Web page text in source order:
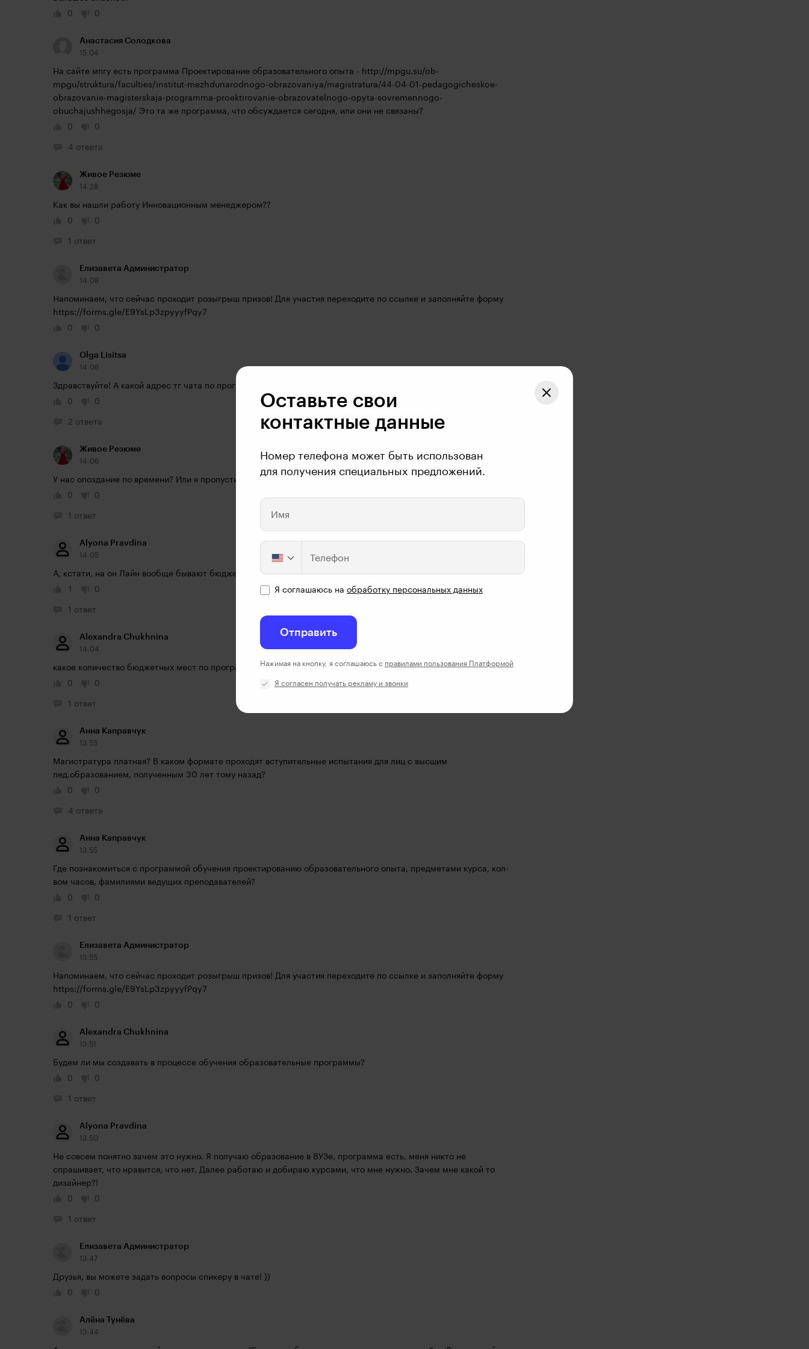
0
0
Анастасия Солодкова
15:04
На сайте мпгу есть программа Проектирование образовательного опыта - http://mpgu.su/ob-
mpgu/struktura/faculties/institut-mezhdunarodnogo-obrazovaniya/magistratura/44-04-01-pedagogicheskoe-
obrazovanie-magisterskaja-programma-proektirovanie-obrazovatelnogo-opyta-sovremennogo-
obuchajushhegosja/ Это та же программа, что обсуждается сегодня, или они не связаны?
0
0
4 ответа
Живое Резюме
14:28
Как вы нашли работу Инновационным менеджером??
0
0
1 ответ
Елизавета Администратор
14:08
https://forms.gle/E9YsLp3zpyyyfPqy7
0
0
Olga Lisitsa
14:06
Здравствуйте! А какой адрес тг чата по программе проектирование образовательного опыта?
0
0
2 ответа
Живое Резюме
14:06
У нас опоздание по времени? Или я пропустила?
0
0
1 ответ
Alyona Pravdina
14:05
А, кстати, на он Лайн вообще бывают бюджетные места?
1
0
1 ответ
Alexandra Chukhnina
14:04
какое количество бюджетных мест по программе проектирование образовательного опыта?
0
0
1 ответ
Анна Каправчук
13:55
Магистратура платная? В каком формате проходят вступительные испытания для лиц с высшим
пед.образованием, полученным 30 лет тому назад?
0
0
4 ответа
Анна Каправчук
13:55
Где познакомиться с программой обучения проектированию образовательного опыта, предметами курса, кол-
вом часов, фамилиями ведущих преподавателей?
0
0
1 ответ
Елизавета Администратор
13:55
https://forms.gle/E9YsLp3zpyyyfPqy7
0
0
Alexandra Chukhnina
13:51
Будем ли мы создавать в процессе обучения образовательные программы?
0
0
1 ответ
Alyona Pravdina
13:50
Не совсем понятно зачем это нужно. Я получаю образование в ВУЗе, программа есть, меня никто не
спрашивает, что нравится, что нет. Далее работаю и добираю курсами, что мне нужно. Зачем мне какой то
дизайнер?!
0
0
1 ответ
Елизавета Администратор
13:47
Друзья, вы можете задать вопросы спикеру в чате! ))
0
0
Алёна Тунёва
13:44
Оставьте свои
контактные данные
Номер телефона может быть использован
для получения специальных предложений.
Имя
Телефон
Я соглашаюсь на обработку персональных данных
Отправить
Нажимая на кнопку, я соглашаюсь с правилами пользования Платформой
Я согласен получать рекламу и звонки